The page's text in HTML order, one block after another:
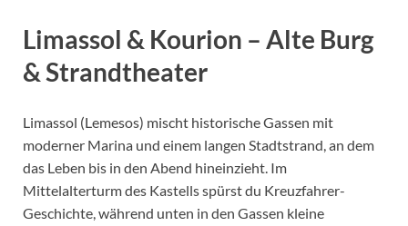
Limassol & Kourion – Alte Burg
& Strandtheater
Limassol (Lemesos) mischt historische Gassen mit
moderner Marina und einem langen Stadtstrand, an dem
das Leben bis in den Abend hineinzieht. Im
Mittelalterturm des Kastells spürst du Kreuzfahrer-
Geschichte, während unten in den Gassen kleine